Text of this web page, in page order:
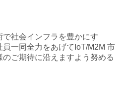
社会インフラを豊かにす
一同全力をあげてIoT/M2M 市
ご期待に沿えますよう努める